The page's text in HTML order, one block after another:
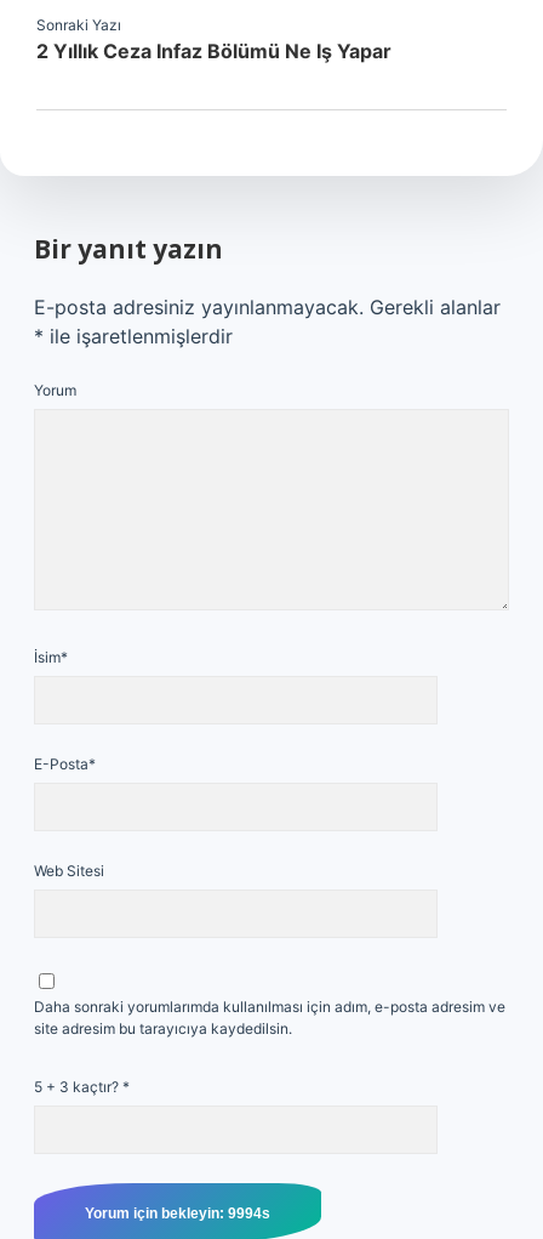
Sonraki Yazı
2 Yıllık Ceza Infaz Bölümü Ne Iş Yapar
Bir yanıt yazın
E-posta adresiniz yayınlanmayacak. Gerekli alanlar
* ile işaretlenmişlerdir
Yorum
İsim*
E-Posta*
Web Sitesi
Daha sonraki yorumlarımda kullanılması için adım, e-posta adresim ve
site adresim bu tarayıcıya kaydedilsin.
5 + 3 kaçtır? *